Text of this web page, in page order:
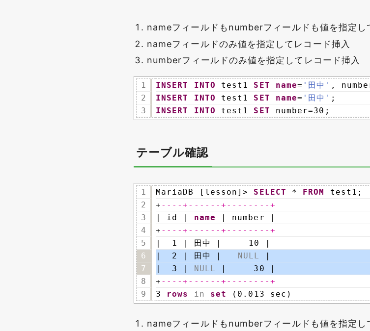
nameフィールドもnumberフィールドも値を指定し
nameフィールドのみ値を指定してレコード挿入
numberフィールドのみ値を指定してレコード挿入
1
2
3
INSERT INTO test1 SET name= '田中' ,
INSERT
INTO test1 SET name= '田中' ;
INSERT
INTO test1 SET number=30;
テーブル確認
1
2
3
4
5
6
7
8
9
MariaDB [lesson]> SELECT * FROM
test1;
+ ----+------+--------+
| id | name
| number |
+ ----+------+--------+
|  1 | 田中 |     10 |
|  2 | 田中 | NULL
|
|  3 | NULL
|     30 |
+ ----+------+--------+
3 rows in set (0.013 sec)
nameフィールドもnumberフィールドも値を指定し